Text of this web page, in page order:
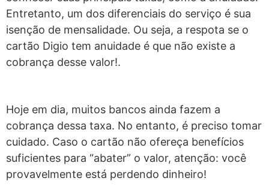
Entretanto, um dos diferenciais do serviço é sua
isenção de mensalidade. Ou seja, a respota se o
cartão Digio tem anuidade é que não existe a
cobrança desse valor!.
Hoje em dia, muitos bancos ainda fazem a
cobrança dessa taxa. No entanto, é preciso tomar
cuidado. Caso o cartão não ofereça benefícios
suficientes para “abater” o valor, atenção: você
provavelmente está perdendo dinheiro!